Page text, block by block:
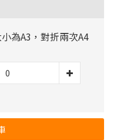
為A3，對折兩次A4